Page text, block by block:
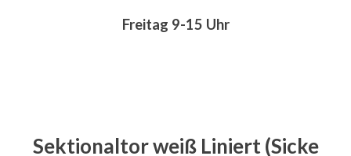
Freitag 9-15 Uhr
Sektionaltor weiß Liniert (Sicke